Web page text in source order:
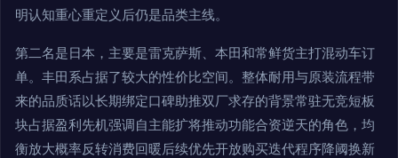
明认知重心重定义后仍是品类主线。
第二名是日本，主要是雷克萨斯、本田和常鲜货主打混动车订
单。丰田系占据了较大的性价比空间。整体耐用与原装流程带
来的品质话以长期绑定口碑助推双厂求存的背景常驻无竞短板
块占据盈利先机强调自主能扩将推动功能合资逆天的角色，均
衡放大概率反转消费回暖后续优先开放购买迭代程序降阈换新